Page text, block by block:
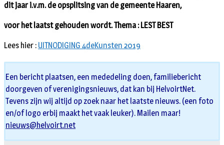
dit jaar i.v.m. de opsplitsing van de gemeente Haaren,
voor het laatst gehouden wordt. Thema : LEST BEST
Lees hier : UITNODIGING 4deKunsten 2019
Een bericht plaatsen, een mededeling doen, familiebericht
doorgeven of verenigingsnieuws, dat kan bij HelvoirtNet.
Tevens zijn wij altijd op zoek naar het laatste nieuws. (een foto
en/of logo erbij maakt het vaak leuker). Mailen maar!
nieuws@helvoirt.net